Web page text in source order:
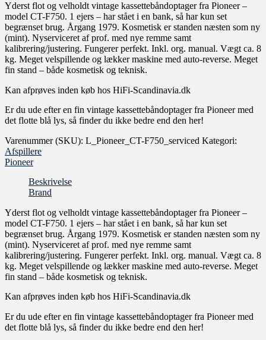
Yderst flot og velholdt vintage kassettebåndoptager fra Pioneer –
model CT-F750. 1 ejers – har stået i en bank, så har kun set
begrænset brug. Årgang 1979. Kosmetisk er standen næsten som ny
(mint). Nyserviceret af prof. med nye remme samt
kalibrering/justering. Fungerer perfekt. Inkl. org. manual. Vægt ca. 8
kg. Meget velspillende og lækker maskine med auto-reverse. Meget
fin stand – både kosmetisk og teknisk.
Kan afprøves inden køb hos HiFi-Scandinavia.dk
Er du ude efter en fin vintage kassettebåndoptager fra Pioneer med
det flotte blå lys, så finder du ikke bedre end den her!
Varenummer (SKU): L_Pioneer_CT-F750_serviced Kategori:
Afspillere
Pioneer
Beskrivelse
Brand
Yderst flot og velholdt vintage kassettebåndoptager fra Pioneer –
model CT-F750. 1 ejers – har stået i en bank, så har kun set
begrænset brug. Årgang 1979. Kosmetisk er standen næsten som ny
(mint). Nyserviceret af prof. med nye remme samt
kalibrering/justering. Fungerer perfekt. Inkl. org. manual. Vægt ca. 8
kg. Meget velspillende og lækker maskine med auto-reverse. Meget
fin stand – både kosmetisk og teknisk.
Kan afprøves inden køb hos HiFi-Scandinavia.dk
Er du ude efter en fin vintage kassettebåndoptager fra Pioneer med
det flotte blå lys, så finder du ikke bedre end den her!